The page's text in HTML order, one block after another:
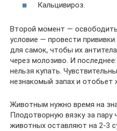
Кальцивироз.
Второй момент —
условие — провести
для самок, чтобы их
через молозиво. И
нельзя купать.
незнакомый запах и отобьет
Животным нужно время на
Плодотворную вязку за пару
животных оставляют на 2-3